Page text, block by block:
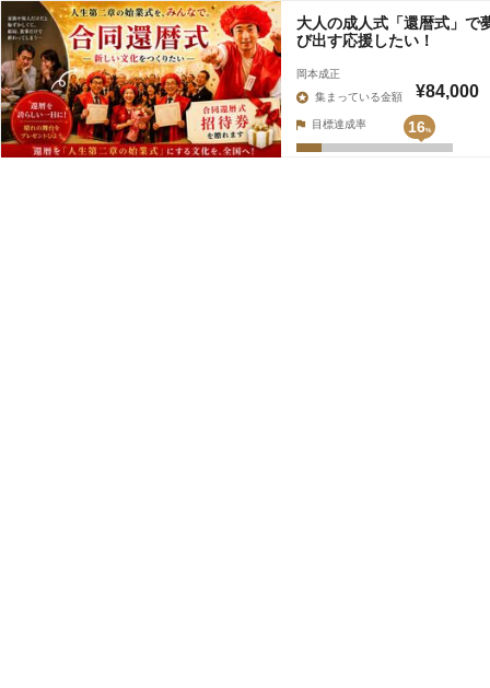
大人の成人式「還暦式」で
び出す応援したい！
岡本成正
集まっている金額
¥84,000
目標達成率 16%